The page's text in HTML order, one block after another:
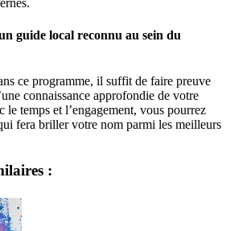
guide local reconnu au sein du
ce programme, il suffit de faire preuve
connaissance approfondie de votre
le temps et l’engagement, vous pourrez
fera briller votre nom parmi les meilleurs
: